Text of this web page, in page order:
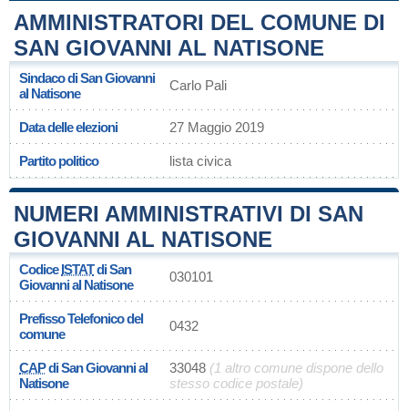
AMMINISTRATORI DEL COMUNE DI
SAN GIOVANNI AL NATISONE
Sindaco di San Giovanni
al Natisone
Carlo Pali
Data delle elezioni 27 Maggio 2019
Partito politico lista civica
NUMERI AMMINISTRATIVI DI SAN
GIOVANNI AL NATISONE
CodiceISTATdi San
Giovanni al Natisone
030101
Prefisso Telefonico del
comune
0432
CAPdi San Giovanni al
Natisone
33048 (1 altro comune dispone dello
stesso codice postale)